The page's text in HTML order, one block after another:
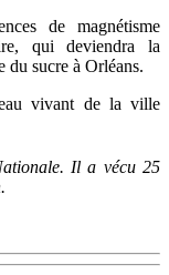
de magnétisme
qui deviendra la
du sucre à Orléans.
vivant de la ville
Il a vécu 25